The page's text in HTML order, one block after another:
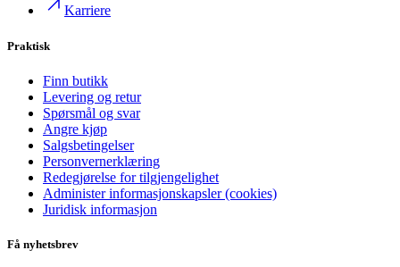
Karriere
Praktisk
Finn butikk
Levering og retur
Spørsmål og svar
Angre kjøp
Salgsbetingelser
Personvernerklæring
Redegjørelse for tilgjengelighet
Administer informasjonskapsler (cookies)
Juridisk informasjon
Få nyhetsbrev